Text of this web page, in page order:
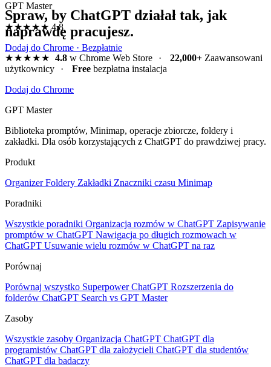
GPT Master
★★★★★ 4.8
Dodaj do Chrome · Bezpłatnie
Spraw, by ChatGPT działał tak, jak
naprawdę pracujesz.
★★★★★ 4.8w Chrome Web Store · 22,000+Zaawansowani
użytkownicy
· Free bezpłatna instalacja
Dodaj do Chrome
GPT Master
Biblioteka promptów, Minimap, operacje zbiorcze, foldery i
zakładki. Dla osób korzystających z ChatGPT do prawdziwej pracy.
Produkt
OrganizerFoldery Zakładki Znaczniki czasu Minimap
Poradniki
Wszystkie poradniki Organizacja rozmów w ChatGPT Zapisywanie
promptów w ChatGPT Nawigacja po długich rozmowach w
ChatGPT Usuwanie wielu rozmów w ChatGPT na raz
Porównaj
Porównaj wszystko Superpower ChatGPT Rozszerzenia do
folderów ChatGPT Search vs GPT Master
Zasoby
Wszystkie zasoby Organizacja ChatGPT ChatGPT dla
programistów ChatGPT dla założycieli ChatGPT dla studentów
ChatGPT dla badaczy